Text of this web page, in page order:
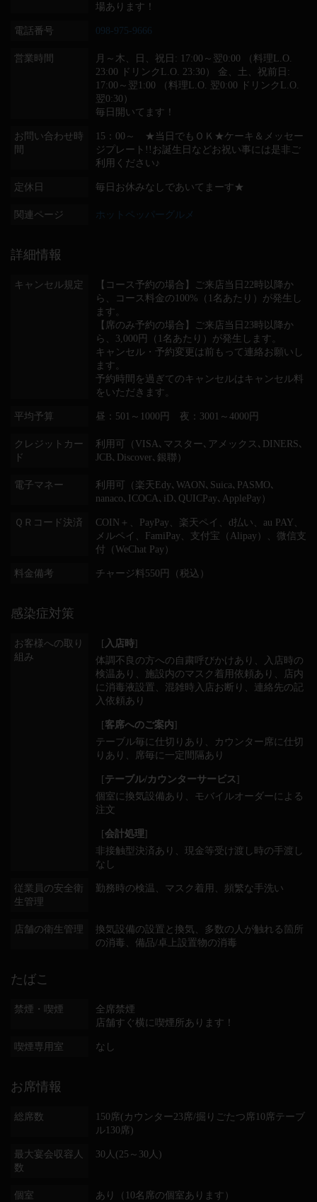
場あります！
電話番号 098-975-9666
営業時間
月～木、日、祝日: 17:00～翌0:00 （料理L.O.
23:00 ドリンクL.O. 23:30） 金、土、祝前日:
17:00～翌1:00 （料理L.O. 翌0:00 ドリンクL.O.
翌0:30）
毎日開いてます！
お問い合わせ時
間
15：00～ ★当日でもＯＫ★ケーキ＆メッセー
ジプレート!!お誕生日などお祝い事には是非ご
利用ください♪
定休日 毎日お休みなしであいてまーす★
関連ページ ホットペッパーグルメ
詳細情報
キャンセル規定
【コース予約の場合】ご来店当日22時以降か
ら、コース料金の100%（1名あたり）が発生し
ます。
【席のみ予約の場合】ご来店当日23時以降か
ら、3,000円（1名あたり）が発生します。
キャンセル・予約変更は前もって連絡お願いし
ます。
予約時間を過ぎてのキャンセルはキャンセル料
をいただきます。
平均予算 昼：501～1000円 夜：3001～4000円
クレジットカー
ド
利用可（VISA､マスター､アメックス､DINERS､
JCB､Discover､銀聯）
電子マネー
利用可（楽天Edy､WAON､Suica､PASMO､
nanaco､ICOCA､iD､QUICPay､ApplePay）
ＱＲコード決済
COIN＋、PayPay、楽天ペイ、d払い、au PAY、
メルペイ、FamiPay、支付宝（Alipay）、微信支
付（WeChat Pay）
料金備考 チャージ料550円（税込）
感染症対策
お客様への取り
組み
[ 入店時]
体調不良の方への自粛呼びかけあり
入店時の
検温あり
施設内のマスク着用依頼あり
店内
に消毒液設置
混雑時入店お断り
連絡先の記
入依頼あり
[客席へのご案内]
テーブル毎に仕切りあり
カウンター席に仕切
りあり
席毎に一定間隔あり
[テーブル/カウンターサービス]
個室に換気設備あり
モバイルオーダーによる
注文
[会計処理]
非接触型決済あり
現金等受け渡し時の手渡し
なし
従業員の安全衛
生管理
勤務時の検温 マスク着用 頻繁な手洗い
店舗の衛生管理 換気設備の設置と換気
多数の人が触れる箇所
の消毒
備品/卓上設置物の消毒
たばこ
禁煙・喫煙
全席禁煙
店舗すぐ横に喫煙所あります！
喫煙専用室 なし
お席情報
総席数
150席(カウンター23席/掘りごたつ席10席テーブ
ル130席)
最大宴会収容人
数
30人(25～30人)
個室 あり（10名席の個室あります）